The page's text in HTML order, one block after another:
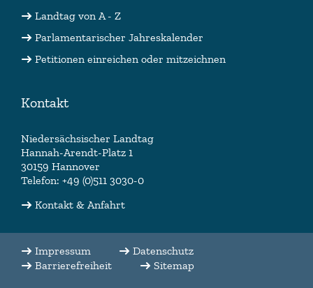
Landtag von A - Z
Parlamentarischer Jahreskalender
Petitionen einreichen oder mitzeichnen
Kontakt
Niedersächsischer Landtag
Hannah-Arendt-Platz 1
30159 Hannover
Telefon: +49 (0)511 3030-0
Kontakt & Anfahrt
Impressum
Datenschutz
Barrierefreiheit
Sitemap